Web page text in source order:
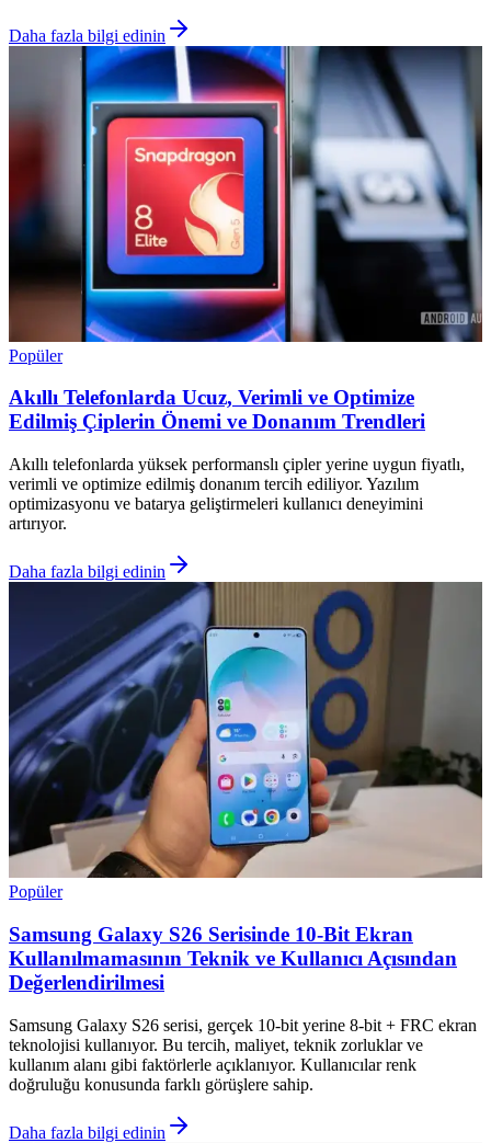
Daha fazla bilgi edinin
Popüler
Akıllı Telefonlarda Ucuz, Verimli ve Optimize
Edilmiş Çiplerin Önemi ve Donanım Trendleri
Akıllı telefonlarda yüksek performanslı çipler yerine uygun fiyatlı,
verimli ve optimize edilmiş donanım tercih ediliyor. Yazılım
optimizasyonu ve batarya geliştirmeleri kullanıcı deneyimini
artırıyor.
Daha fazla bilgi edinin
Popüler
Samsung Galaxy S26 Serisinde 10-Bit Ekran
Kullanılmamasının Teknik ve Kullanıcı Açısından
Değerlendirilmesi
Samsung Galaxy S26 serisi, gerçek 10-bit yerine 8-bit + FRC ekran
teknolojisi kullanıyor. Bu tercih, maliyet, teknik zorluklar ve
kullanım alanı gibi faktörlerle açıklanıyor. Kullanıcılar renk
doğruluğu konusunda farklı görüşlere sahip.
Daha fazla bilgi edinin